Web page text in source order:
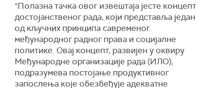
"Полазна тачка овог извештаја јесте концепт
достојанственог рада, који представља један
од кључних принципа савременог
међународног радног права и социјалне
политике. Овај концепт, развијен у оквиру
Међународне организације рада (ИЛО),
подразумева постојање продуктивног
запослења које обезбеђује адекватне